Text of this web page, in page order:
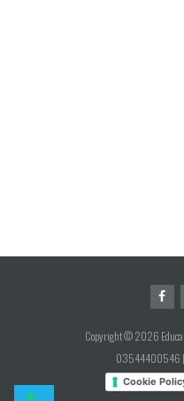
Copyright © 2026
03544400546 |
Cookie